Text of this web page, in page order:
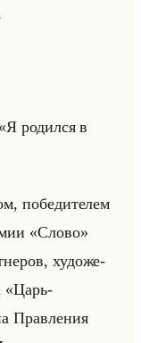
родился в
по­бе­ди­те­лем
«Слово»
ху­до­же­
«Царь-
Прав­ле­ния